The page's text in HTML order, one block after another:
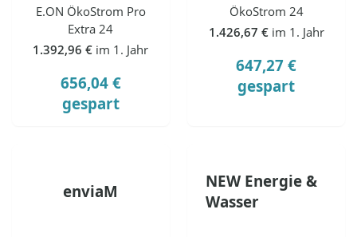
E.ON ÖkoStrom Pro
Extra 24
1.392,96 € im 1. Jahr
656,04 €
gespart
ÖkoStrom 24
1.426,67 € im 1. Jahr
647,27 €
gespart
enviaM
NEW Energie &
Wasser